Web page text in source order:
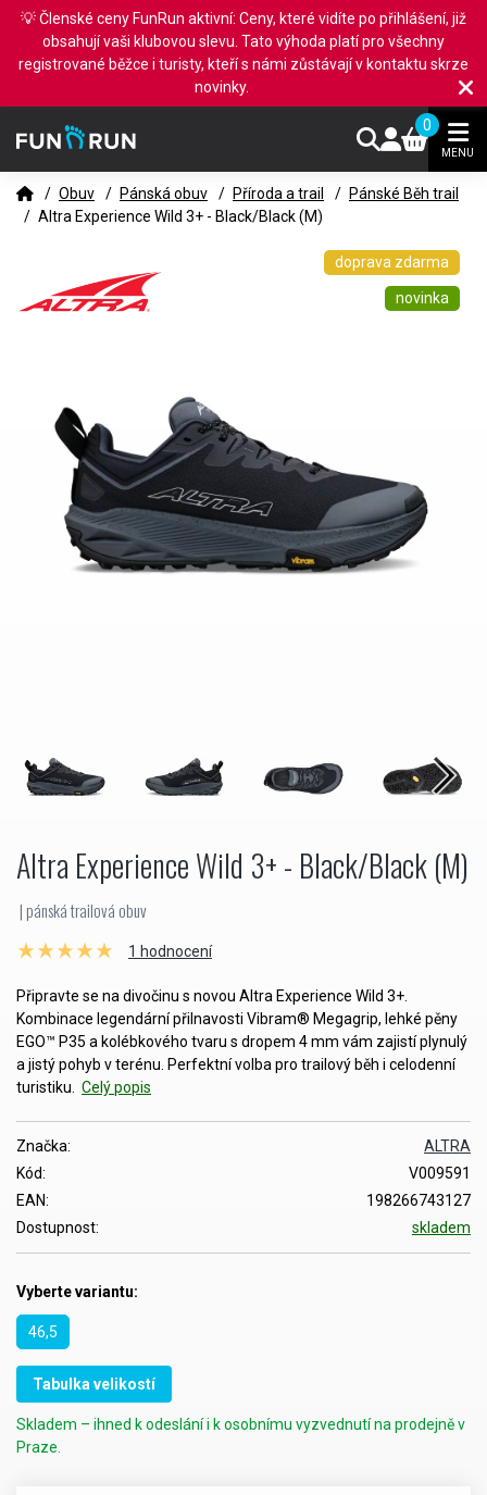
0
MENU
/ Obuv / Pánská obuv / Příroda a trail / Pánské Běh trail
/ Altra Experience Wild 3+ - Black/Black (M)
doprava zdarma
novinka
Altra Experience Wild 3+ - Black/Black (M)
| pánská trailová obuv
1 hodnocení
Připravte se na divočinu s novou Altra Experience Wild 3+.
Kombinace legendární přilnavosti Vibram® Megagrip, lehké pěny
EGO™ P35 a kolébkového tvaru s dropem 4 mm vám zajistí plynulý
a jistý pohyb v terénu. Perfektní volba pro trailový běh i celodenní
turistiku.
Celý popis
ALTRA
Značka:
V009591
Kód:
198266743127
EAN:
skladem
Dostupnost:
Vyberte variantu:
46,5
Tabulka velikostí
Skladem – ihned k odeslání i k osobnímu vyzvednutí na prodejně v
Praze.
💡 Členské ceny FunRun aktivní: Ceny, které vidíte po přihlášení, již
obsahují vaši klubovou slevu. Tato výhoda platí pro všechny
registrované běžce i turisty, kteří s námi zůstávají v kontaktu skrze
novinky.